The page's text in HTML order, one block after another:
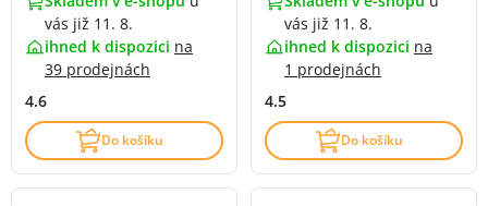
vás již 11. 8.
ihned k dispozici na
39 prodejnách
4.6
Do košíku
vás již 11. 8.
ihned k dispozici na
1 prodejnách
4.5
Do košíku